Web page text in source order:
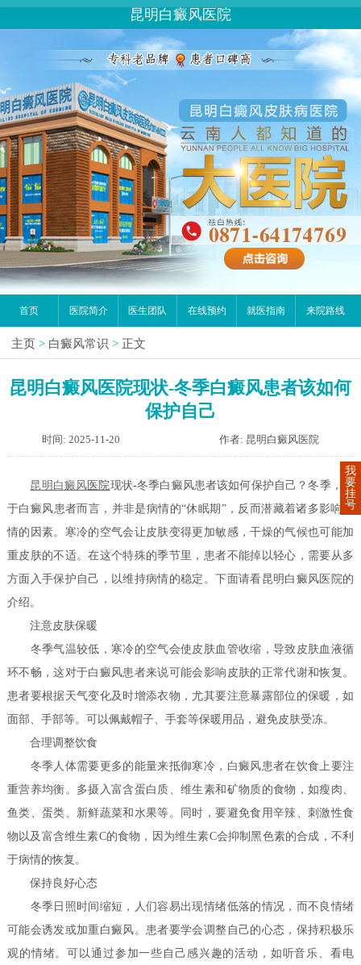
昆明白癜风医院
首页 医院简介 医生团队 在线预约 就医指南 来院路线
主页 > 白癜风常识 > 正文
昆明白癜风医院现状-冬季白癜风患者该如何
保护自己
时间: 2025-11-20 作者: 昆明白癜风医院
昆明 白癜风 医院现状-冬季白癜风患者该如何保护自己？冬季，对
于白癜风患者而言，并非是病情的“休眠期”，反而潜藏着诸多影响病
情的因素。寒冷的空气会让皮肤变得更加敏感，干燥的气候也可能加
重皮肤的不适。在这个特殊的季节里，患者不能掉以轻心，需要从多
方面入手保护自己，以维持病情的稳定。下面请看昆明白癜风医院的
介绍。
注意皮肤保暖
冬季气温较低，寒冷的空气会使皮肤血管收缩，导致皮肤血液循
环不畅，这对于白癜风患者来说可能会影响皮肤的正常代谢和恢复。
患者要根据天气变化及时增添衣物，尤其要注意暴露部位的保暖，如
面部、手部等。可以佩戴帽子、手套等保暖用品，避免皮肤受冻。
合理调整饮食
冬季人体需要更多的能量来抵御寒冷，白癜风患者在饮食上要注
重营养均衡。多摄入富含蛋白质、维生素和矿物质的食物，如瘦肉、
鱼类、蛋类、新鲜蔬菜和水果等。同时，要避免食用辛辣、刺激性食
物以及富含维生素C的食物，因为维生素C会抑制黑色素的合成，不利
于病情的恢复。
保持良好心态
冬季日照时间缩短，人们容易出现情绪低落的情况，而不良情绪
可能会诱发或加重白癜风。患者要学会调整自己的心态，保持积极乐
观的情绪。可以通过参加一些自己感兴趣的活动，如听音乐、看电
我
要
挂
号